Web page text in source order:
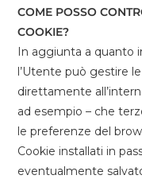
COME POSSO
COOKIE?
In aggiunta a quanto
l’Utente può gestire
direttamente
ad esempio – che
le preferenze del
Cookie installati in
eventualmente